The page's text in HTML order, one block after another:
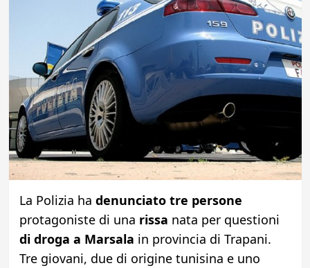
La Polizia ha denunciato tre persone
protagoniste di una rissa nata per questioni
di droga a Marsala in provincia di Trapani.
Tre giovani, due di origine tunisina e uno